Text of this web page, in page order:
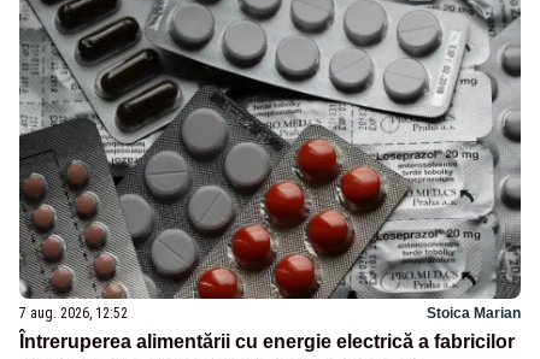
7 aug. 2026, 12:52 Stoica Marian
Întreruperea alimentării cu energie electrică a fabricilor